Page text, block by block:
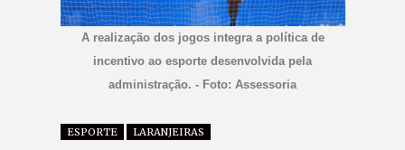
A realização dos jogos integra a política de
incentivo ao esporte desenvolvida pela
administração. - Foto: Assessoria
ESPORTE LARANJEIRAS